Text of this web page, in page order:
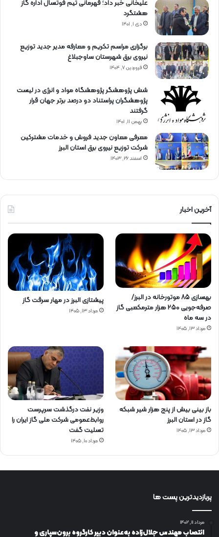
علیخانی خبر داد؛ قهرمانی تیم فوتسال اداره گاز
هشتگرد
دی ۱, ۱۴۰۱
برگزاری مراسم تكریم و معارفه مدیر جدید توزیع
نیروی برق شهرستان ساوجبلاغ
فروردین ۷, ۱۴۰۴
شش پژوهشگر پژوهشگاه مواد و انرژی در لیست
پژوهشگران پراستناد دو درصد برتر جهان قرار
گرفتند
بهمن ۱۱, ۱۴۰۱
معرفی معاون جدید فروش و خدمات مشتركین
شركت توزیع نیروی برق استان البرز
اسفند ۲۶, ۱۴۰۳
آخرین اخبار
بهسازی ۸۵ موتورخانه در البرز/
صرفه‌جویی ۲۵۰ هزار مترمکعبی گاز
در سه ماه
مرداد ۱۳, ۱۴۰۵
پیشتازی البرز در مهار سرقت گاز
مرداد ۱۳, ۱۴۰۵
باز بینی بیش از پنج هزار شیر شبکه
گاز در استان البرز
مرداد ۱۳, ۱۴۰۵
وزیر نفت درگذشت سرپرست
روابط‌عمومی شرکت ملی گاز ایران را
تسلیت گفت
مرداد ۱۰, ۱۴۰۵
پربازدیدترین پست ها
مرداد ۱۱, ۱۴۰۲
انتصاب مهندس جلال‌زاده به‌عنوان دبیر كارگروه برون‌سپاری و